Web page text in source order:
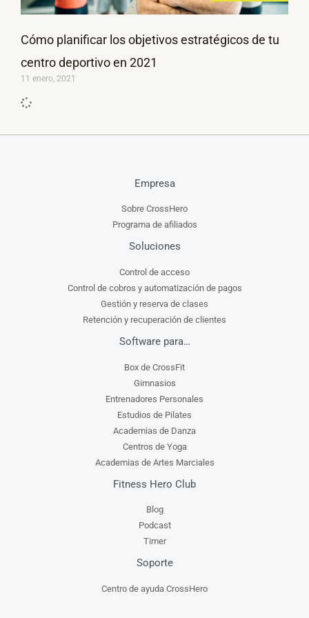
Cómo planificar los objetivos estratégicos de tu
centro deportivo en 2021
11 enero, 2021
Empresa
Sobre CrossHero
Programa de afiliados
Soluciones
Control de acceso
Control de cobros y automatización de pagos
Gestión y reserva de clases
Retención y recuperación de clientes
Software para…
Box de CrossFit
Gimnasios
Entrenadores Personales
Estudios de Pilates
Academias de Danza
Centros de Yoga
Academias de Artes Marciales
Fitness Hero Club
Blog
Podcast
Timer
Soporte
Centro de ayuda CrossHero